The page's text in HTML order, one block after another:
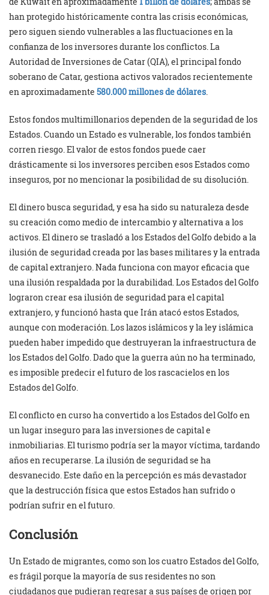
han protegido históricamente contra las crisis económicas,
pero siguen siendo vulnerables a las fluctuaciones en la
confianza de los inversores durante los conflictos. La
Autoridad de Inversiones de Catar (QIA), el principal fondo
soberano de Catar, gestiona activos valorados recientemente
en aproximadamente 580.000 millones de dólares.
Estos fondos multimillonarios dependen de la seguridad de los
Estados. Cuando un Estado es vulnerable, los fondos también
corren riesgo. El valor de estos fondos puede caer
drásticamente si los inversores perciben esos Estados como
inseguros, por no mencionar la posibilidad de su disolución.
El dinero busca seguridad, y esa ha sido su naturaleza desde
su creación como medio de intercambio y alternativa a los
activos. El dinero se trasladó a los Estados del Golfo debido a la
ilusión de seguridad creada por las bases militares y la entrada
de capital extranjero. Nada funciona con mayor eficacia que
una ilusión respaldada por la durabilidad. Los Estados del Golfo
lograron crear esa ilusión de seguridad para el capital
extranjero, y funcionó hasta que Irán atacó estos Estados,
aunque con moderación. Los lazos islámicos y la ley islámica
pueden haber impedido que destruyeran la infraestructura de
los Estados del Golfo. Dado que la guerra aún no ha terminado,
es imposible predecir el futuro de los rascacielos en los
Estados del Golfo.
El conflicto en curso ha convertido a los Estados del Golfo en
un lugar inseguro para las inversiones de capital e
inmobiliarias. El turismo podría ser la mayor víctima, tardando
años en recuperarse. La ilusión de seguridad se ha
desvanecido. Este daño en la percepción es más devastador
que la destrucción física que estos Estados han sufrido o
podrían sufrir en el futuro.
Conclusión
Un Estado de migrantes, como son los cuatro Estados del Golfo,
es frágil porque la mayoría de sus residentes no son
ciudadanos que pudieran regresar a sus países de origen por